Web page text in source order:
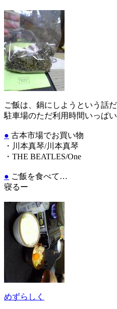
ご飯は、鍋にしようという話
駐車場のただ利用時間いっぱ
● 古本市場でお買い物
・川本真琴/川本真琴
・THE BEATLES/One
● ご飯を食べて…
寝るー
めずらしく